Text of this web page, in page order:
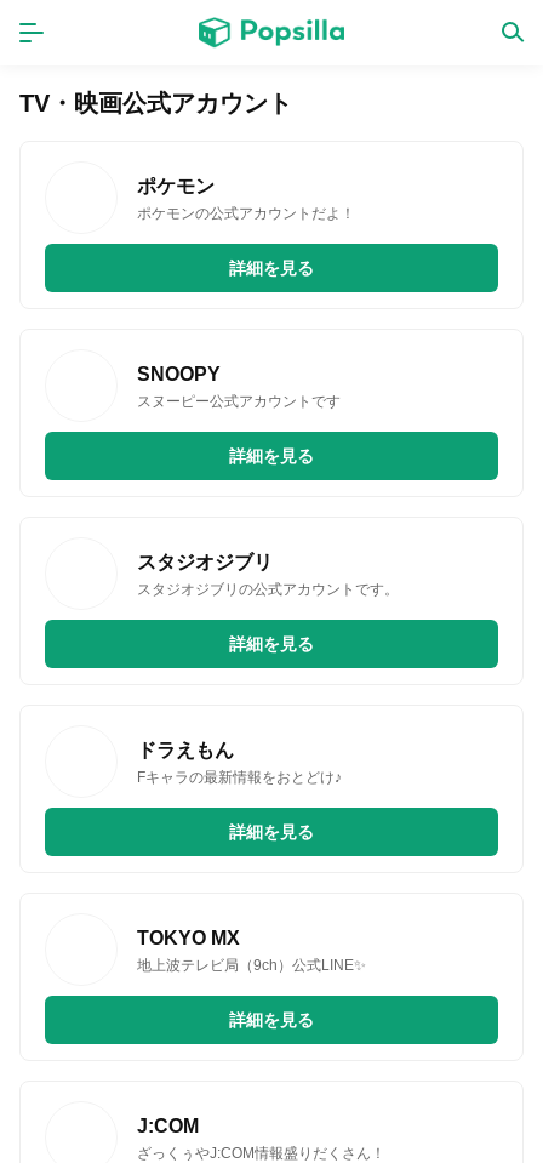
ホーム
無料はがきダウンロード
TV・映画公式アカウント
ポケモン
ポケモンの公式アカウントだよ！
詳細を見る
SNOOPY
スヌーピー公式アカウントです
詳細を見る
スタジオジブリ
スタジオジブリの公式アカウントです。
詳細を見る
ドラえもん
Fキャラの最新情報をおとどけ♪
詳細を見る
TOKYO MX
地上波テレビ局（9ch）公式LINE✨
詳細を見る
J:COM
ざっくぅやJ:COM情報盛りだくさん！